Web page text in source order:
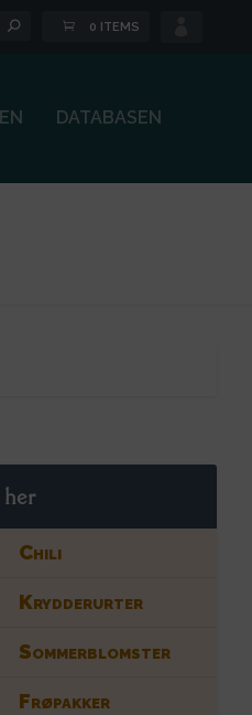
0 ITEMS
DATABASEN
Chili
Krydderurter
Sommerblomster
Frøpakker